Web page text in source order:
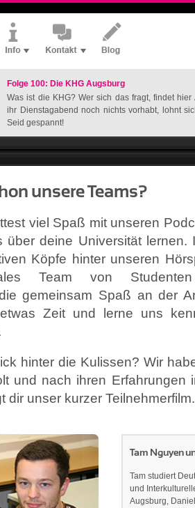
Folge 100: Die KHG Augsburg
Was ist die KHG? Wer sich das fragt, findet hier
ihr Dienstagabend noch nichts vorhabt, lohnt
Seid gespannt!
unsere Teams?
viel Spaß mit unseren
über deine Universität lernen.
Köpfe hinter unseren
Team von
gemeinsam Spaß an der
Zeit und lerne uns
hinter die Kulissen? Wir
und nach ihren Erfahrungen
dir unser kurzer Teilnehmerfilm.
Tam Nguyen
Tam studiert
und
Augsburg,